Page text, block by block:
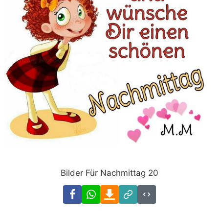
Bilder Für Nachmittag 20
FacebookWhatsAppDownload
Link
Code